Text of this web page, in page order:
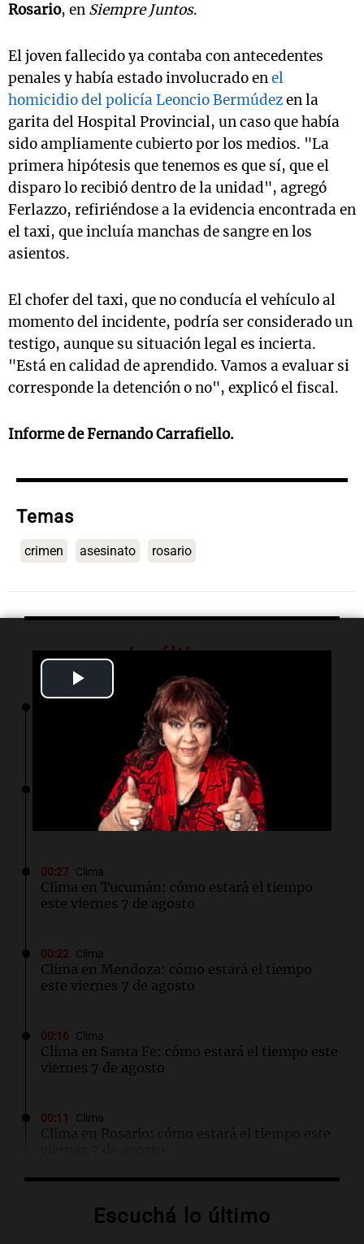
Video
Rosario, en Siempre Juntos.
El joven fallecido ya contaba con antecedentes
penales y había estado involucrado enel
homicidio del policía Leoncio Bermúdezen la
garita del Hospital Provincial, un caso que había
sido ampliamente cubierto por los medios. "La
primera hipótesis que tenemos es que sí, que el
disparo lo recibió dentro de la unidad", agregó
Ferlazzo, refiriéndose a la evidencia encontrada en
el taxi, que incluía manchas de sangre en los
asientos.
El chofer del taxi, que no conducía el vehículo al
momento del incidente, podría ser considerado un
testigo, aunque su situación legal es incierta.
"Está en calidad de aprendido. Vamos a evaluar si
corresponde la detención o no", explicó el fiscal.
Informe de Fernando Carrafiello.
Temas
crimen asesinato rosario
Lo último
Clima en Salta: cómo estará el tiempo este
viernes 7 de agosto
Mundo
Simone Biles da inicio a la cuenta regresiva
para los Juegos Panamericanos de Lima 2027
00:27 Clima
Clima en Tucumán: cómo estará el tiempo
este viernes 7 de agosto
00:22 Clima
Clima en Mendoza: cómo estará el tiempo
este viernes 7 de agosto
00:16 Clima
Clima en Santa Fe: cómo estará el tiempo este
viernes 7 de agosto
00:11 Clima
Clima en Rosario: cómo estará el tiempo este
Incendio en Cuernavaca por fuga de gas en
Escuchá lo último